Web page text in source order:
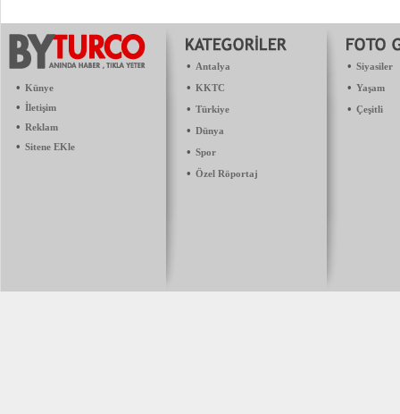
• Künye
• İletişim
• Reklam
• Sitene EKle
• Antalya
• KKTC
• Türkiye
• Dünya
• Spor
• Özel Röportaj
• Siyasiler
• Yaşam
• Çeşitli